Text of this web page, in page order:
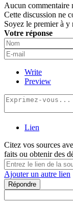
Aucun commentaire
Cette discussion ne
Soyez le premier à y
Votre réponse
Write
Preview
Lien
Citez vos sources
faits ou obtenir des
Ajouter un autre lien
Répondre